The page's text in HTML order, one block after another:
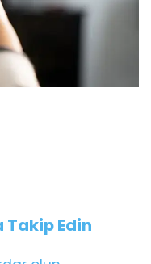
Takip Edin